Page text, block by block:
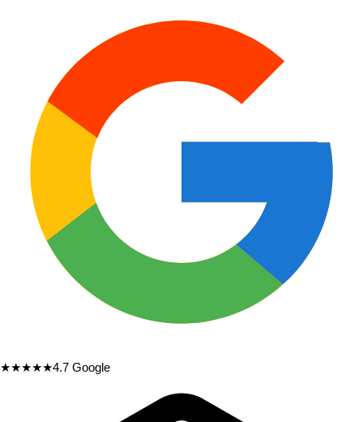
★★★★★4.7 Google